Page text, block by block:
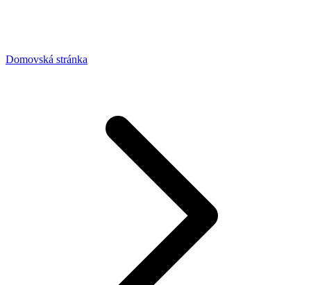
Domovská stránka